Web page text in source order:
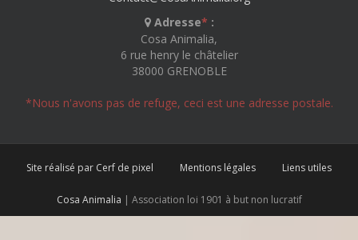
Adresse* :
Cosa Animalia,
6 rue henry le châtelier
38000 GRENOBLE
*Nous n'avons pas de refuge, ceci est une adresse postale.
Site réalisé par Cerf de pixel Mentions légales Liens utiles
Cosa Animalia | Association loi 1901 à but non lucratif